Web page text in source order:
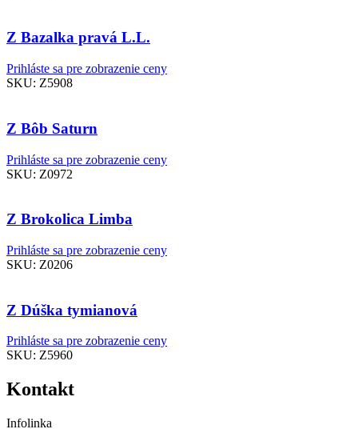
Z Bazalka pravá L.L.
Prihláste sa pre zobrazenie ceny
SKU: Z5908
Z Bôb Saturn
Prihláste sa pre zobrazenie ceny
SKU: Z0972
Z Brokolica Limba
Prihláste sa pre zobrazenie ceny
SKU: Z0206
Z Dúška tymianová
Prihláste sa pre zobrazenie ceny
SKU: Z5960
Kontakt
Infolinka